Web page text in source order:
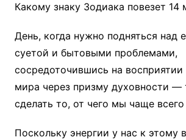
Какому знаку Зодиака повезет 14
День, когда нужно подняться над
суетой и бытовыми проблемами,
сосредоточившись на
мира через призму духовности —
сделать то, от чего мы чаще
Поскольку энергии у нас к этому